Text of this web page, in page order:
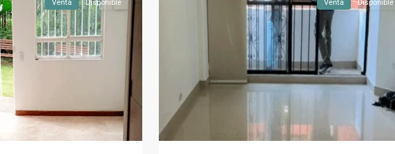
Venta Disponible Venta Disponible